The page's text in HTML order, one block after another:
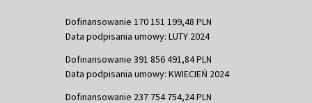
Dofinansowanie 170 151 199,48 PLN
Data podpisania umowy: LUTY 2024
Dofinansowanie 391 856 491,84 PLN
Data podpisania umowy: KWIECIEŃ 2024
Dofinansowanie 237 754 754,24 PLN